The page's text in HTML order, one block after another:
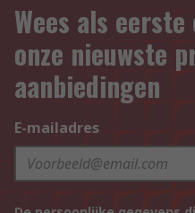
Wees als
onze nieuwste
aanbiedingen
E-mailadres